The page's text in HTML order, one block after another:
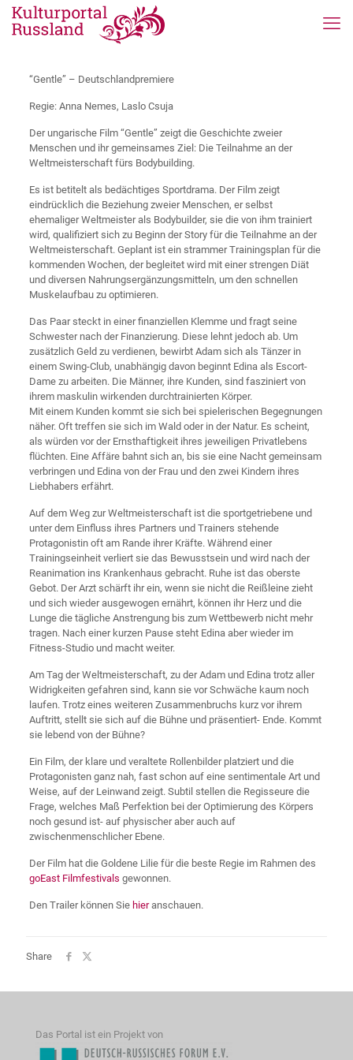
“Gentle” – Deutschlandpremiere
Regie: Anna Nemes, Laslo Csuja
Der ungarische Film “Gentle” zeigt die Geschichte zweier
Menschen und ihr gemeinsames Ziel: Die Teilnahme an der
Weltmeisterschaft fürs Bodybuilding.
Es ist betitelt als bedächtiges Sportdrama. Der Film zeigt
eindrücklich die Beziehung zweier Menschen, er selbst
ehemaliger Weltmeister als Bodybuilder, sie die von ihm trainiert
wird, qualifiziert sich zu Beginn der Story für die Teilnahme an der
Weltmeisterschaft. Geplant ist ein strammer Trainingsplan für die
kommenden Wochen, der begleitet wird mit einer strengen Diät
und diversen Nahrungsergänzungsmitteln, um den schnellen
Muskelaufbau zu optimieren.
Das Paar steckt in einer finanziellen Klemme und fragt seine
Schwester nach der Finanzierung. Diese lehnt jedoch ab. Um
zusätzlich Geld zu verdienen, bewirbt Adam sich als Tänzer in
einem Swing-Club, unabhängig davon beginnt Edina als Escort-
Dame zu arbeiten. Die Männer, ihre Kunden, sind fasziniert von
ihrem maskulin wirkenden durchtrainierten Körper.
Mit einem Kunden kommt sie sich bei spielerischen Begegnungen
näher. Oft treffen sie sich im Wald oder in der Natur. Es scheint,
als würden vor der Ernsthaftigkeit ihres jeweiligen Privatlebens
flüchten. Eine Affäre bahnt sich an, bis sie eine Nacht gemeinsam
verbringen und Edina von der Frau und den zwei Kindern ihres
Liebhabers erfährt.
Auf dem Weg zur Weltmeisterschaft ist die sportgetriebene und
unter dem Einfluss ihres Partners und Trainers stehende
Protagonistin oft am Rande ihrer Kräfte. Während einer
Trainingseinheit verliert sie das Bewusstsein und wird nach der
Reanimation ins Krankenhaus gebracht. Ruhe ist das oberste
Gebot. Der Arzt schärft ihr ein, wenn sie nicht die Reißleine zieht
und sich wieder ausgewogen ernährt, können ihr Herz und die
Lunge die tägliche Anstrengung bis zum Wettbewerb nicht mehr
tragen. Nach einer kurzen Pause steht Edina aber wieder im
Fitness-Studio und macht weiter.
Am Tag der Weltmeisterschaft, zu der Adam und Edina trotz aller
Widrigkeiten gefahren sind, kann sie vor Schwäche kaum noch
laufen. Trotz eines weiteren Zusammenbruchs kurz vor ihrem
Auftritt, stellt sie sich auf die Bühne und präsentiert- Ende. Kommt
sie lebend von der Bühne?
Ein Film, der klare und veraltete Rollenbilder platziert und die
Protagonisten ganz nah, fast schon auf eine sentimentale Art und
Weise, auf der Leinwand zeigt. Subtil stellen die Regisseure die
Frage, welches Maß Perfektion bei der Optimierung des Körpers
noch gesund ist- auf physischer aber auch auf
zwischenmenschlicher Ebene.
Der Film hat die Goldene Lilie für die beste Regie im Rahmen des
goEast Filmfestivals gewonnen.
Den Trailer können Sie hieranschauen.
Share
Das Portal ist ein Projekt von